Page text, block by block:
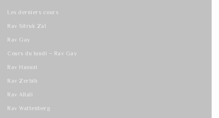
Les derniers cours
Rav Sitruk Zal
Rav Gay
Cours du lundi – Rav Gay
Rav Haouzi
Rav Zerbib
Rav Allali
Rav Wattenberg